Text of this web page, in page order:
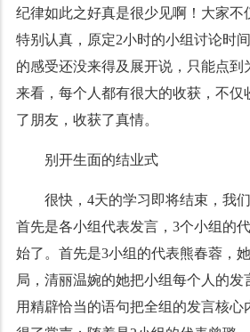
纪律如此之好真是很少见啊！大家不
特别认真，原定2小时的小组讨论时
的感受还没来得及展开说，只能点到
来看，每个人都有很大的收获，不仅
了朋友，收获了真情。
别开生面的结业式
很快，4天的学习即将结束，我
首先是各小组代表发言，3个小组的
始了。首先是3小组的代表熊春蓉，
局，清丽温婉的她把小组每个人的发
用精辟恰当的语句把全组的发言核心